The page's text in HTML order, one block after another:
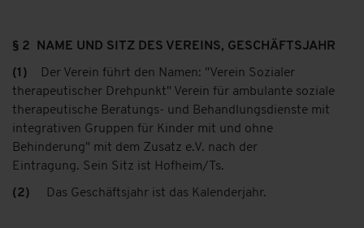
§ 2 NAME UND SITZ DES VEREINS, GESCHÄFTSJAHR
(1) Der Verein führt den Namen: "Verein Sozialer
therapeutischer Drehpunkt" Verein für ambulante soziale
therapeutische Beratungs- und Behandlungsdienste mit
integrativen Gruppen für Kinder mit und ohne
Behinderung" mit dem Zusatz e.V. nach der
Eintragung. Sein Sitz ist Hofheim/Ts.
(2) Das Geschäftsjahr ist das Kalenderjahr.